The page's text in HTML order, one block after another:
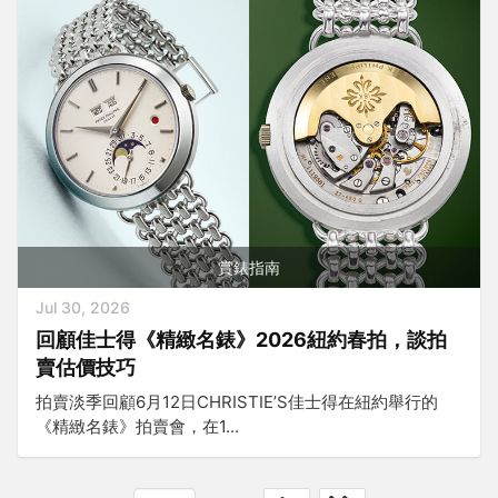
賞錶指南
Jul 30, 2026
回顧佳士得《精緻名錶》2026紐約春拍，談拍
賣估價技巧
拍賣淡季回顧6月12日CHRISTIE’S佳士得在紐約舉行的
《精緻名錶》拍賣會，在1...